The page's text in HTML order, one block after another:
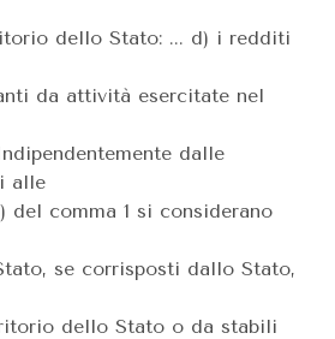
dello Stato: ... d) i redditi
da attività esercitate nel
dalle
alle
del comma 1 si considerano
se corrisposti dallo Stato,
dello Stato o da stabili